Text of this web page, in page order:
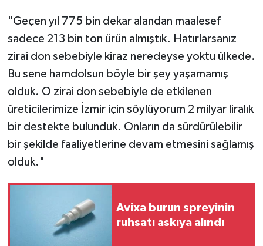
"Geçen yıl 775 bin dekar alandan maalesef
sadece 213 bin ton ürün almıştık. Hatırlarsanız
zirai don sebebiyle kiraz neredeyse yoktu ülkede.
Bu sene hamdolsun böyle bir şey yaşamamış
olduk. O zirai don sebebiyle de etkilenen
üreticilerimize İzmir için söylüyorum 2 milyar liralık
bir destekte bulunduk. Onların da sürdürülebilir
bir şekilde faaliyetlerine devam etmesini sağlamış
olduk."
Avixa burun spreyinin
ruhsatı askıya alındı